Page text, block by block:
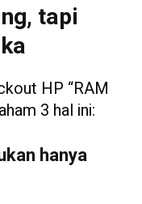
tapi
HP “RAM
3 hal ini:
hanya